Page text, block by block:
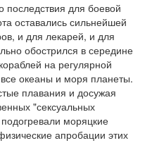
последствия для боевой
оставались сильнейшей
и для лекарей, и для
обострился в середине
на регулярной
океаны и моря планеты.
плавания и досужая
"сексуальных
моряцкие
апробации этих